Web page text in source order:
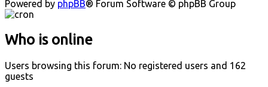
Powered by phpBB® Forum Software © phpBB Group
Who is online
Users browsing this forum: No registered users and 162
guests